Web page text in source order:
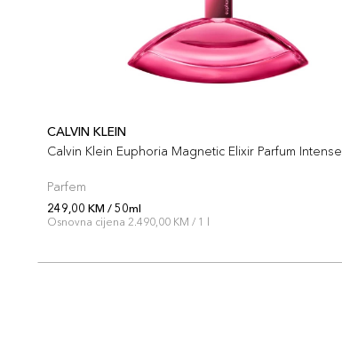
CALVIN KLEIN
Calvin Klein Euphoria Magnetic Elixir Parfum Intense
Parfem
249,00 KM / 50ml
Osnovna cijena 2.490,00 KM / 1 l